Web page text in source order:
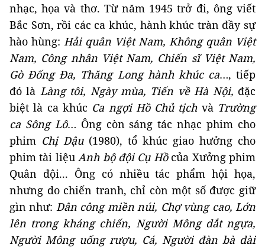
nhạc, họa và thơ. Từ năm 1945 trở đi, ông viết
Bắc Sơn, rồi các ca khúc, hành khúc tràn đầy sự
hào hùng: Hải quân Việt Nam, Không quân Việt
Nam, Công nhân Việt Nam, Chiến sĩ Việt Nam,
Gò Đống Đa, Thăng Long hành khúc ca…, tiếp
đó là Làng tôi, Ngày mùa, Tiến về Hà Nội, đặc
biệt là ca khúc Ca ngợi Hồ Chủ tịch và Trường
ca Sông Lô… Ông còn sáng tác nhạc phim cho
phim Chị Dậu(1980), tổ khúc giao hưởng cho
phim tài liệuAnh bộ đội Cụ Hồcủa Xưởng phim
Quân đội... Ông có nhiều tác phẩm hội họa,
nhưng do chiến tranh, chỉ còn một số được giữ
gìn như: Dân công miền núi, Chợ vùng cao, Lớn
lên trong kháng chiến, Người Mông dắt ngựa,
Người Mông uống rượu, Cá, Người đàn bà dài